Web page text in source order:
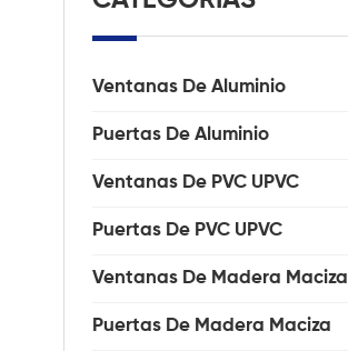
Ventanas De Aluminio
Puertas De Aluminio
Ventanas De PVC UPVC
Puertas De PVC UPVC
Ventanas De Madera Maciza
Puertas De Madera Maciza